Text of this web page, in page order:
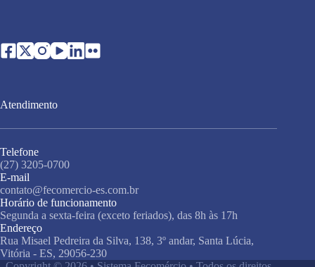
Atendimento
Telefone
(27) 3205-0700
E-mail
contato@fecomercio-es.com.br
Horário de funcionamento
Segunda a sexta-feira (exceto feriados), das 8h às 17h
Endereço
Rua Misael Pedreira da Silva, 138, 3º andar, Santa Lúcia,
Vitória - ES, 29056-230